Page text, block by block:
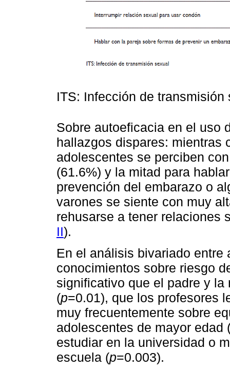
ITS: Infección de transmisión
Sobre autoeficacia en el uso
hallazgos dispares: mientras
adolescentes se perciben
(61.6%) y la mitad para
prevención del embarazo o
varones se siente con muy
rehusarse a tener relaciones
II).
En el análisis bivariado
conocimientos sobre riesgo
significativo que el padre y
(p=0.01), que los profesores
muy frecuentemente sobre
adolescentes de mayor edad
estudiar en la universidad o
escuela (p=0.003).